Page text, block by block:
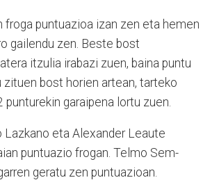
froga puntuazioa izan zen eta he­men
gailendu zen. Beste bost
itzulia irabazi zuen, baina puntu
zituen bost horien artean, tarteko
garaipena lortu zuen.
Lazkano eta Alexander Leaute
puntuazio frogan. Telmo Sem­
geratu zen puntuazioan.